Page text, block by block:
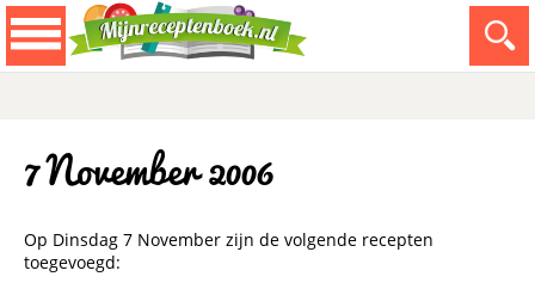
7 November 2006
Op Dinsdag 7 November zijn de volgende recepten
toegevoegd: